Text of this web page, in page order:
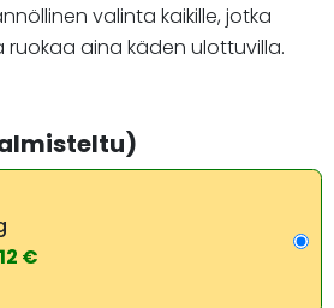
valinta kaikille, jotka
aina käden ulottuvilla.
12 €